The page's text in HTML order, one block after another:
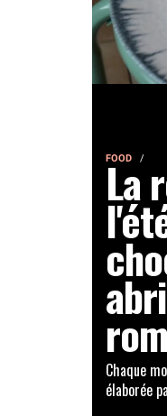
FOOD
La
Chaque
élaborée